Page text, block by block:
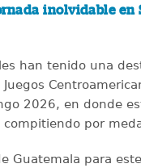
inolvidable en
han tenido una
2026, en donde
por
Guatemala para